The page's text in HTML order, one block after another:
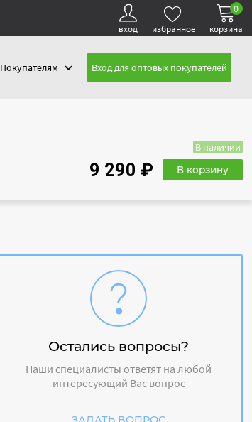
вход избранное корзина
0
Покупателям Вход для оптовых покупателей
В наличии
9 290 ₽ В корзину
Остались вопросы?
Наши специалисты ответят на любой
интересующий Вас вопрос